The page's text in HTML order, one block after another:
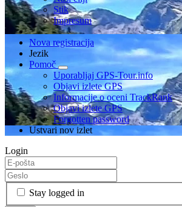
Stik
Impresum
Nova registracija
Jezik
Pomoč
Uporabljaj GPS-Tour.info
Objavi izlete GPS
Informacije o oceni TrackRank
Objavi izlete GPS
Forgotten password
Ustvari nov izlet
Login
Stay logged in